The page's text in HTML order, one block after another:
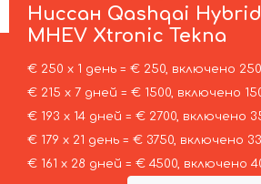
Ниссан Qashqai Hybrid
MHEV Xtronic Tekna
€ 250 х 1 день = € 250, включено
€ 215 х 7 дней = € 1500, включено
€ 193 х 14 дней = € 2700, включено
€ 179 х 21 день = € 3750, включено
€ 161 х 28 дней = € 4500, включено